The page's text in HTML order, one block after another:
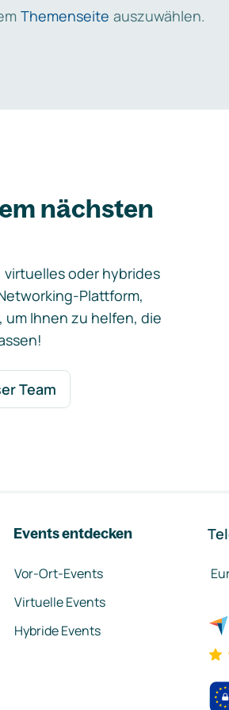
Themenseite auszuwählen.
nächsten
virtuelles oder hybrides
Plattform,
Ihnen zu helfen, die
Team
Events entdecken
Vor-Ort-Events
Virtuelle Events
Hybride Events